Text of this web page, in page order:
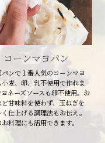
コーンマヨパン
パンで１番人気のコーンマヨ
麦、卵、乳不使用で作れま
ヨネーズソースも卵不使用。お
甘味料を使わず、玉ねぎを
仕上げる調理法もお伝え。
料理にも活用できます。